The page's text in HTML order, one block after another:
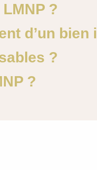
?
d’un bien
?
?